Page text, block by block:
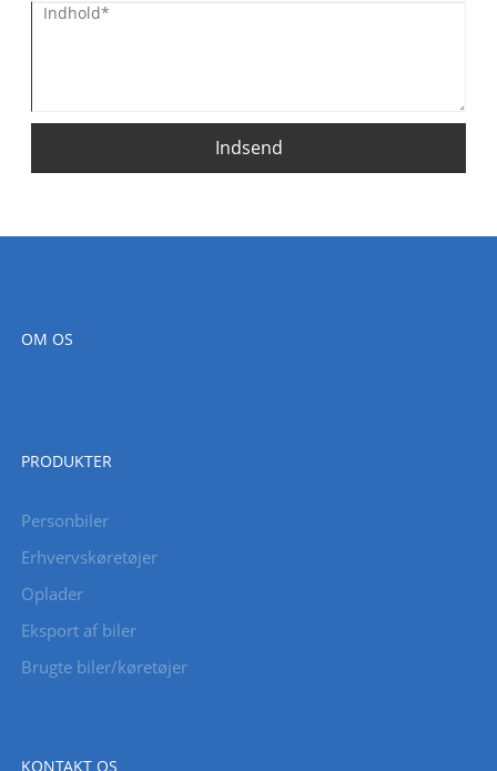
Indsend
OM OS
PRODUKTER
Personbiler
Erhvervskøretøjer
Oplader
Eksport af biler
Brugte biler/køretøjer
KONTAKT OS